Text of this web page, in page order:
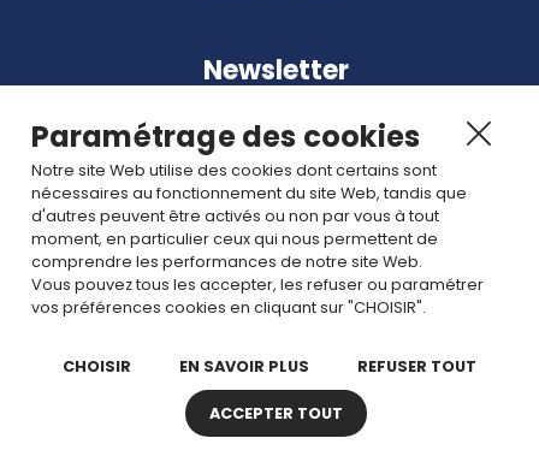
Newsletter
Abonnez-vous à nos dernières nouvelles et articles.
Rejoignez nous
Copyright © 2026 TDI. Tous droits réservés. -
Paramétrage des cookies
Notre site Web utilise des cookies dont certains sont
nécessaires au fonctionnement du site Web, tandis que
d'autres peuvent être activés ou non par vous à tout
moment, en particulier ceux qui nous permettent de
comprendre les performances de notre site Web.
Vous pouvez tous les accepter, les refuser ou paramétrer
vos préférences cookies en cliquant sur "CHOISIR".
CHOISIR EN SAVOIR PLUS REFUSER TOUT
ACCEPTER TOUT